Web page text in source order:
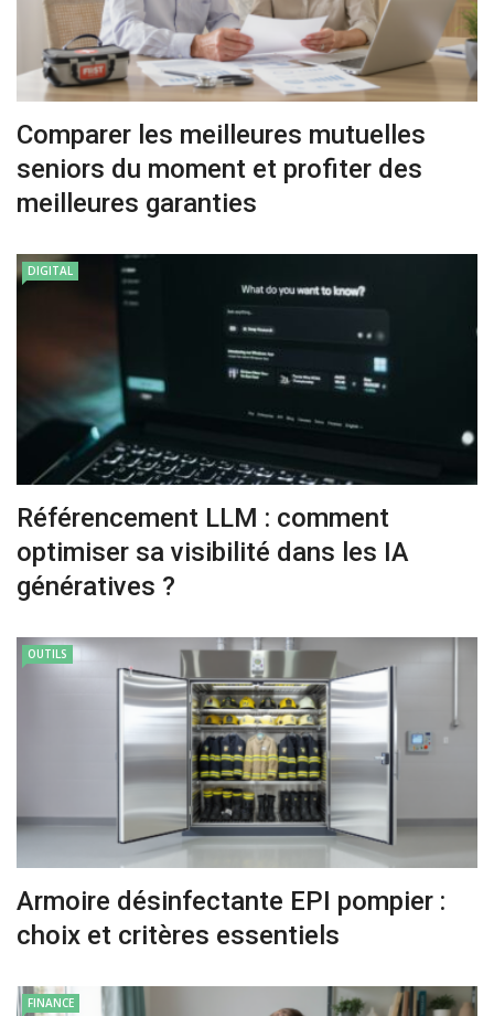
Comparer les meilleures mutuelles
seniors du moment et profiter des
meilleures garanties
DIGITAL
Référencement LLM : comment
optimiser sa visibilité dans les IA
génératives ?
OUTILS
Armoire désinfectante EPI pompier :
choix et critères essentiels
FINANCE